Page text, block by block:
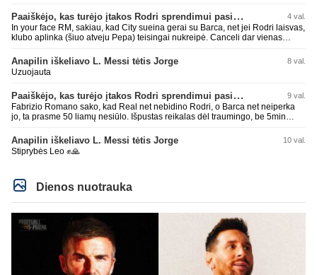
laimėti La Liga. Dabar vėl gavo nuo Barcos ir Rodri ateina ne pas juos, vėl
nereikia mums jo, senas ir t.t. Gal davai vyriškai priimkit tuos pralaimėjimus
be kvailų nereikia, nenorim ir t.t.
Paaiškėjo, kas turėjo įtakos Rodri sprendimui pasirinkti Barselonos pusę 4 val.
In your face RM, sakiau, kad City sueina gerai su Barca, net jei Rodri laisvas,
klubo aplinka (šiuo atveju Pepa) teisingai nukreipė. Canceli dar vienas
Super
Anapilin iškeliavo L. Messi tėtis Jorge 8 val.
Uzuojauta
Paaiškėjo, kas turėjo įtakos Rodri sprendimui pasirinkti Barselonos pusę 9 val.
Fabrizio Romano sako, kad Real net nebidino Rodri, o Barca net neiperka
jo, ta prasme 50 liamų nesiūlo. Išpustas reikalas dėl traumingo, be 5min
Anapilin iškeliavo L. Messi tėtis Jorge 10 val.
Stiprybės Leo ✊🙏
Dienos nuotrauka